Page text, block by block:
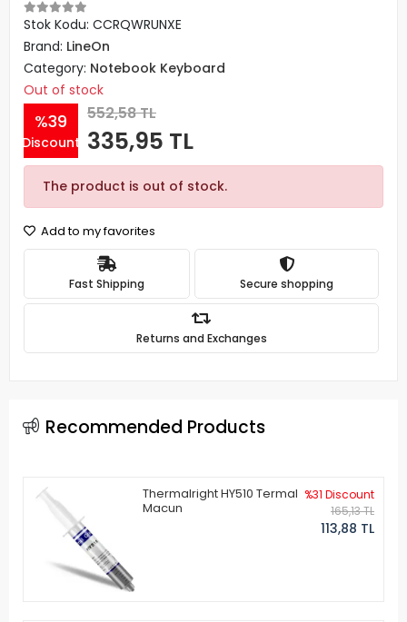
Stok Kodu: CCRQWRUNXE
Brand: LineOn
Category: Notebook Keyboard
Out of stock
%39
Discount
552,58 TL
335,95 TL
The product is out of stock.
Add to my favorites
Fast Shipping Secure shopping
Returns and Exchanges
Recommended Products
Thermalright HY510 Termal
Macun
%31 Discount
165,13 TL
113,88 TL